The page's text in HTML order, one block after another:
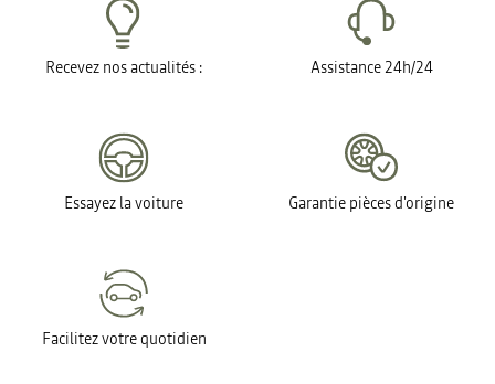
Recevez nos actualités : Assistance 24h/24
Essayez la voiture Garantie pièces d'origine
Facilitez votre quotidien